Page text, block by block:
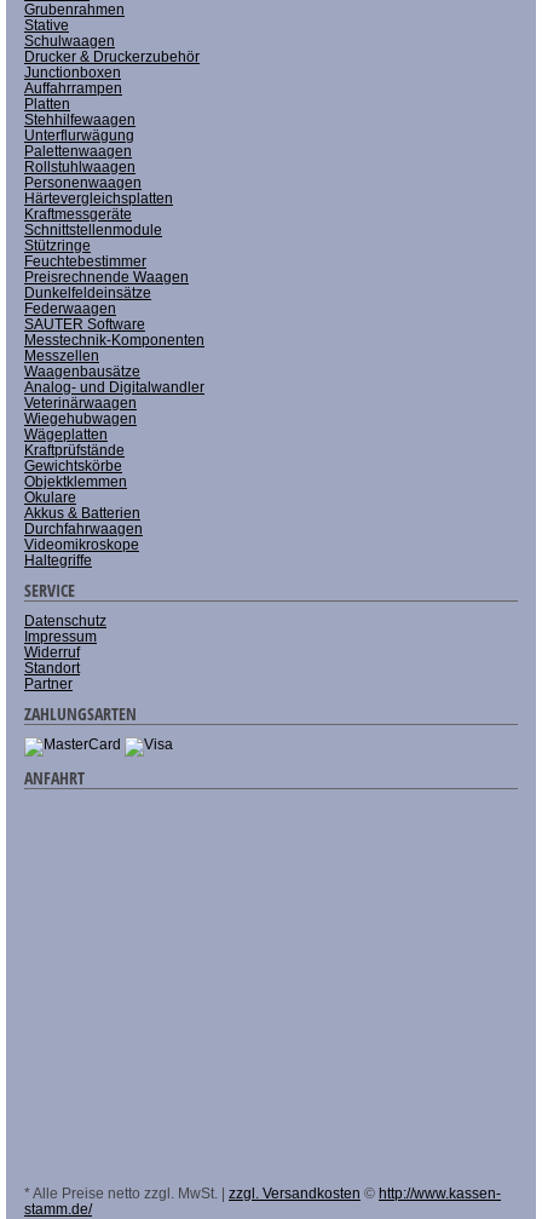
Grubenrahmen
Stative
Schulwaagen
Drucker & Druckerzubehör
Junctionboxen
Auffahrrampen
Platten
Stehhilfewaagen
Unterflurwägung
Palettenwaagen
Rollstuhlwaagen
Personenwaagen
Härtevergleichsplatten
Kraftmessgeräte
Schnittstellenmodule
Stützringe
Feuchtebestimmer
Preisrechnende Waagen
Dunkelfeldeinsätze
Federwaagen
SAUTER Software
Messtechnik-Komponenten
Messzellen
Waagenbausätze
Analog- und Digitalwandler
Veterinärwaagen
Wiegehubwagen
Wägeplatten
Kraftprüfstände
Gewichtskörbe
Objektklemmen
Okulare
Akkus & Batterien
Durchfahrwaagen
Videomikroskope
Haltegriffe
SERVICE
Datenschutz
Impressum
Widerruf
Standort
Partner
ZAHLUNGSARTEN
ANFAHRT
* Alle Preise netto zzgl. MwSt. | zzgl. Versandkosten © http://www.kassen-
stamm.de/